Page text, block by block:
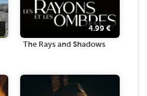
4.99€
The Rays and Shadows